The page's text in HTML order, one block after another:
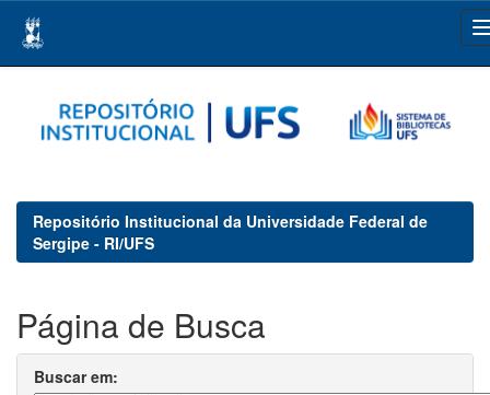
navigation
Repositório Institucional da Universidade Federal de
Sergipe - RI/UFS
Página de Busca
Buscar em: